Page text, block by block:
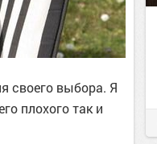
своего выбора. Я
плохого так и